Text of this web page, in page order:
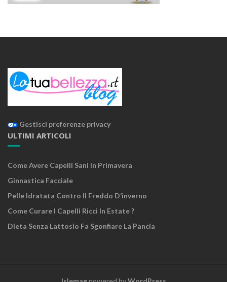
Gestisci preferenze privacy
ULTIMI ARTICOLI
Come Avere Capelli Sani In Primavera
Ginnastica Facciale
Pelle Idratata Contro Il Freddo D’inverno
Come Curare I Capelli Ricci In Estate ?
Dieta Senza Lattosio Fa Sgonfiare La Pancia